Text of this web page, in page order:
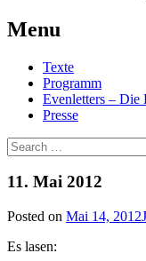
Menu
Skip
content
Texte
Programm
Evenletters – Die
Presse
Search
for:
11. Mai 2012
Posted on Mai 14, 2012
Es lasen: